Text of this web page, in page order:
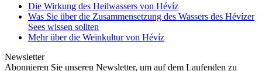
Die Wirkung des Heilwassers von Hévíz
Was Sie über die Zusammensetzung des Wassers des Hévízer
Sees wissen sollten
Mehr über die Weinkultur von Hévíz
Newsletter
Abonnieren Sie unseren Newsletter, um auf dem Laufenden zu